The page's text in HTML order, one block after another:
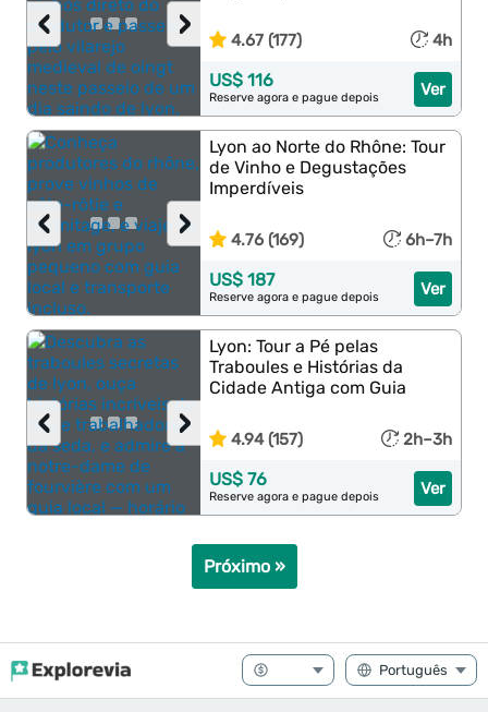
›
‹ 4.67 (177) 4h
Ver
US$ 116
Reserve agora e pague depois
›
‹
Lyon ao Norte do Rhône: Tour
de Vinho e Degustações
Imperdíveis
4.76 (169) 6h–7h
Ver
US$ 187
Reserve agora e pague depois
›
‹
Lyon: Tour a Pé pelas
Traboules e Histórias da
Cidade Antiga com Guia
4.94 (157) 2h–3h
Ver
US$ 76
Reserve agora e pague depois
Próximo »